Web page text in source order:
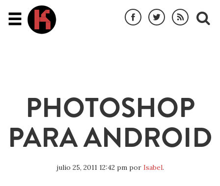
PHOTOSHOP
PARA ANDROID
julio 25, 2011 12:42 pmpor Isabel.